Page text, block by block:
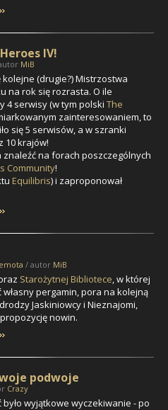
IV!
MiB
(drugie?) Mistrzostwa
na rok się rozrasta. O ile
4 serwisy (w tym polski The
zainteresowaniem, to
się 5 serwisów, a w szranki
10 krajów!
znaleźć na forach poszczególnych
Community!
Equilibris) i zaproponował
/ autor MiB
Starożytnej Bibliotece, w której
pergamin, pora na kolejną
Jaskiniowcy i Nieznajomi,
nowin.
podwoje
Crazy
wyjątkowe wyczekiwanie - po